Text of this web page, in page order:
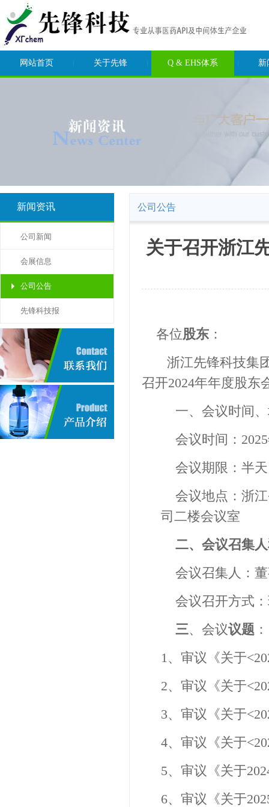
网站首页 关于先锋 Q & EHS体系 新
新闻资讯
公司新闻
会展信息
公司公告
先锋科技报
公司公告
关于召开浙江
各位股东 ：
浙江先锋科技集
召开2024年年度股东
一、会议时间
会议时间： 2025
会议期限：半天
会议地点： 浙
司二楼会议室
二、会议召集
会议召集人：
会议召开方式
三、会议议题 ：
1、 审议《关于
2、审议《关于
3、审议《关于
4、审议《关于
5、审议《关于202
6、审议《关于202